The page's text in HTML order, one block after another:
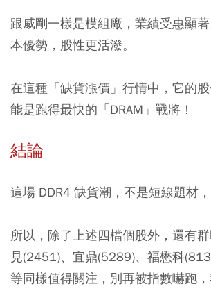
跟威剛一樣是模組廠，業績受惠顯
本優勢，股性更活潑。
在這種「缺貨漲價」行情中，它的
能是跑得最快的「DRAM」戰將！
結論
這場 DDR4 缺貨潮，不是短線題材，
所以，除了上述四檔個股外，還有
見(2451)、宜鼎(5289)、福懋科
等同樣值得關注，別再被指數嚇跑